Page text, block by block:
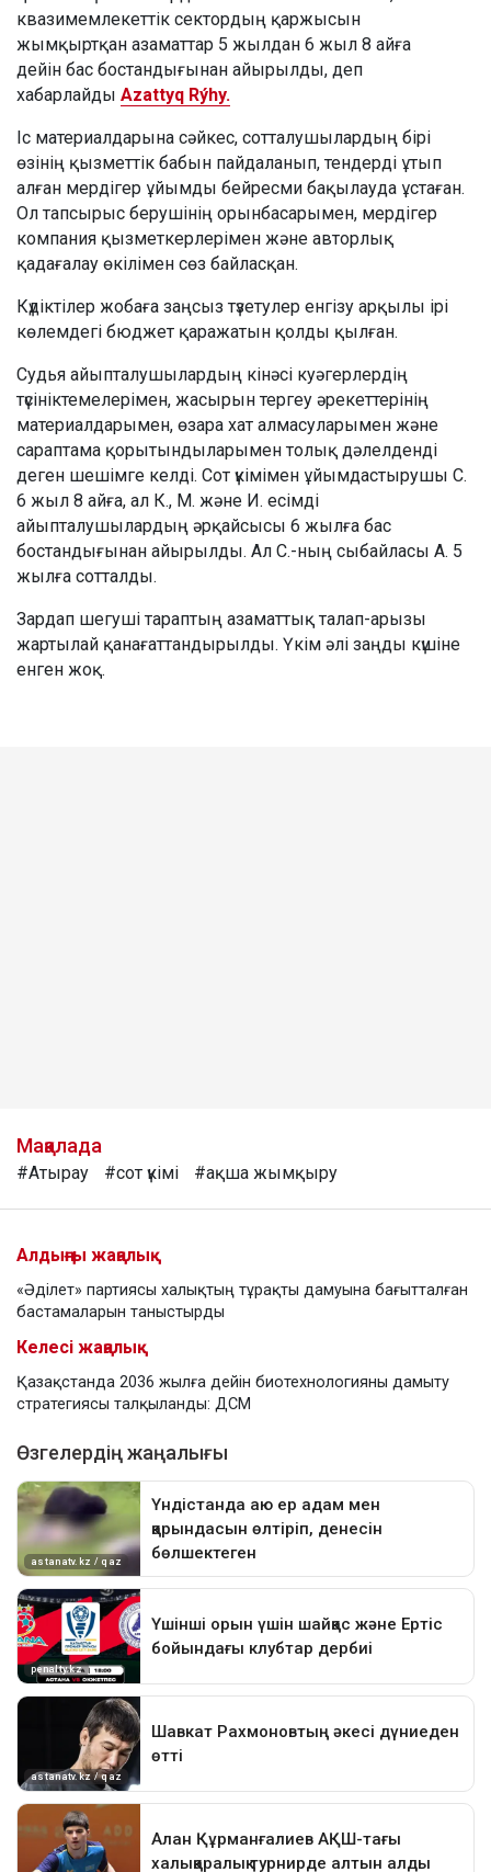
квазимемлекеттік сектордың қаржысын
жымқыртқан азаматтар 5 жылдан 6 жыл 8 айға
дейін бас бостандығынан айырылды, деп
хабарлайды Azattyq Rýhy.
Іс материалдарына сәйкес, сотталушылардың бірі
өзінің қызметтік бабын пайдаланып, тендерді ұтып
алған мердігер ұйымды бейресми бақылауда ұстаған.
Ол тапсырыс берушінің орынбасарымен, мердігер
компания қызметкерлерімен және авторлық
қадағалау өкілімен сөз байласқан.
Күдіктілер жобаға заңсыз түзетулер енгізу арқылы ірі
көлемдегі бюджет қаражатын қолды қылған.
Судья айыпталушылардың кінәсі куәгерлердің
түсініктемелерімен, жасырын тергеу әрекеттерінің
материалдарымен, өзара хат алмасуларымен және
сараптама қорытындыларымен толық дәлелденді
деген шешімге келді. Сот үкімімен ұйымдастырушы С.
6 жыл 8 айға, ал К., М. және И. есімді
айыпталушылардың әрқайсысы 6 жылға бас
бостандығынан айырылды. Ал С.-ның сыбайласы А. 5
жылға сотталды.
Зардап шегуші тараптың азаматтық талап-арызы
жартылай қанағаттандырылды. Үкім әлі заңды күшіне
енген жоқ.
Мақалада
#Атырау #сот үкімі #ақша жымқыру
Алдыңғы жаңалық
«Әділет» партиясы халықтың тұрақты дамуына бағытталған
бастамаларын таныстырды
Келесі жаңалық
Қазақстанда 2036 жылға дейін биотехнологияны дамыту
стратегиясы талқыланды: ДСМ